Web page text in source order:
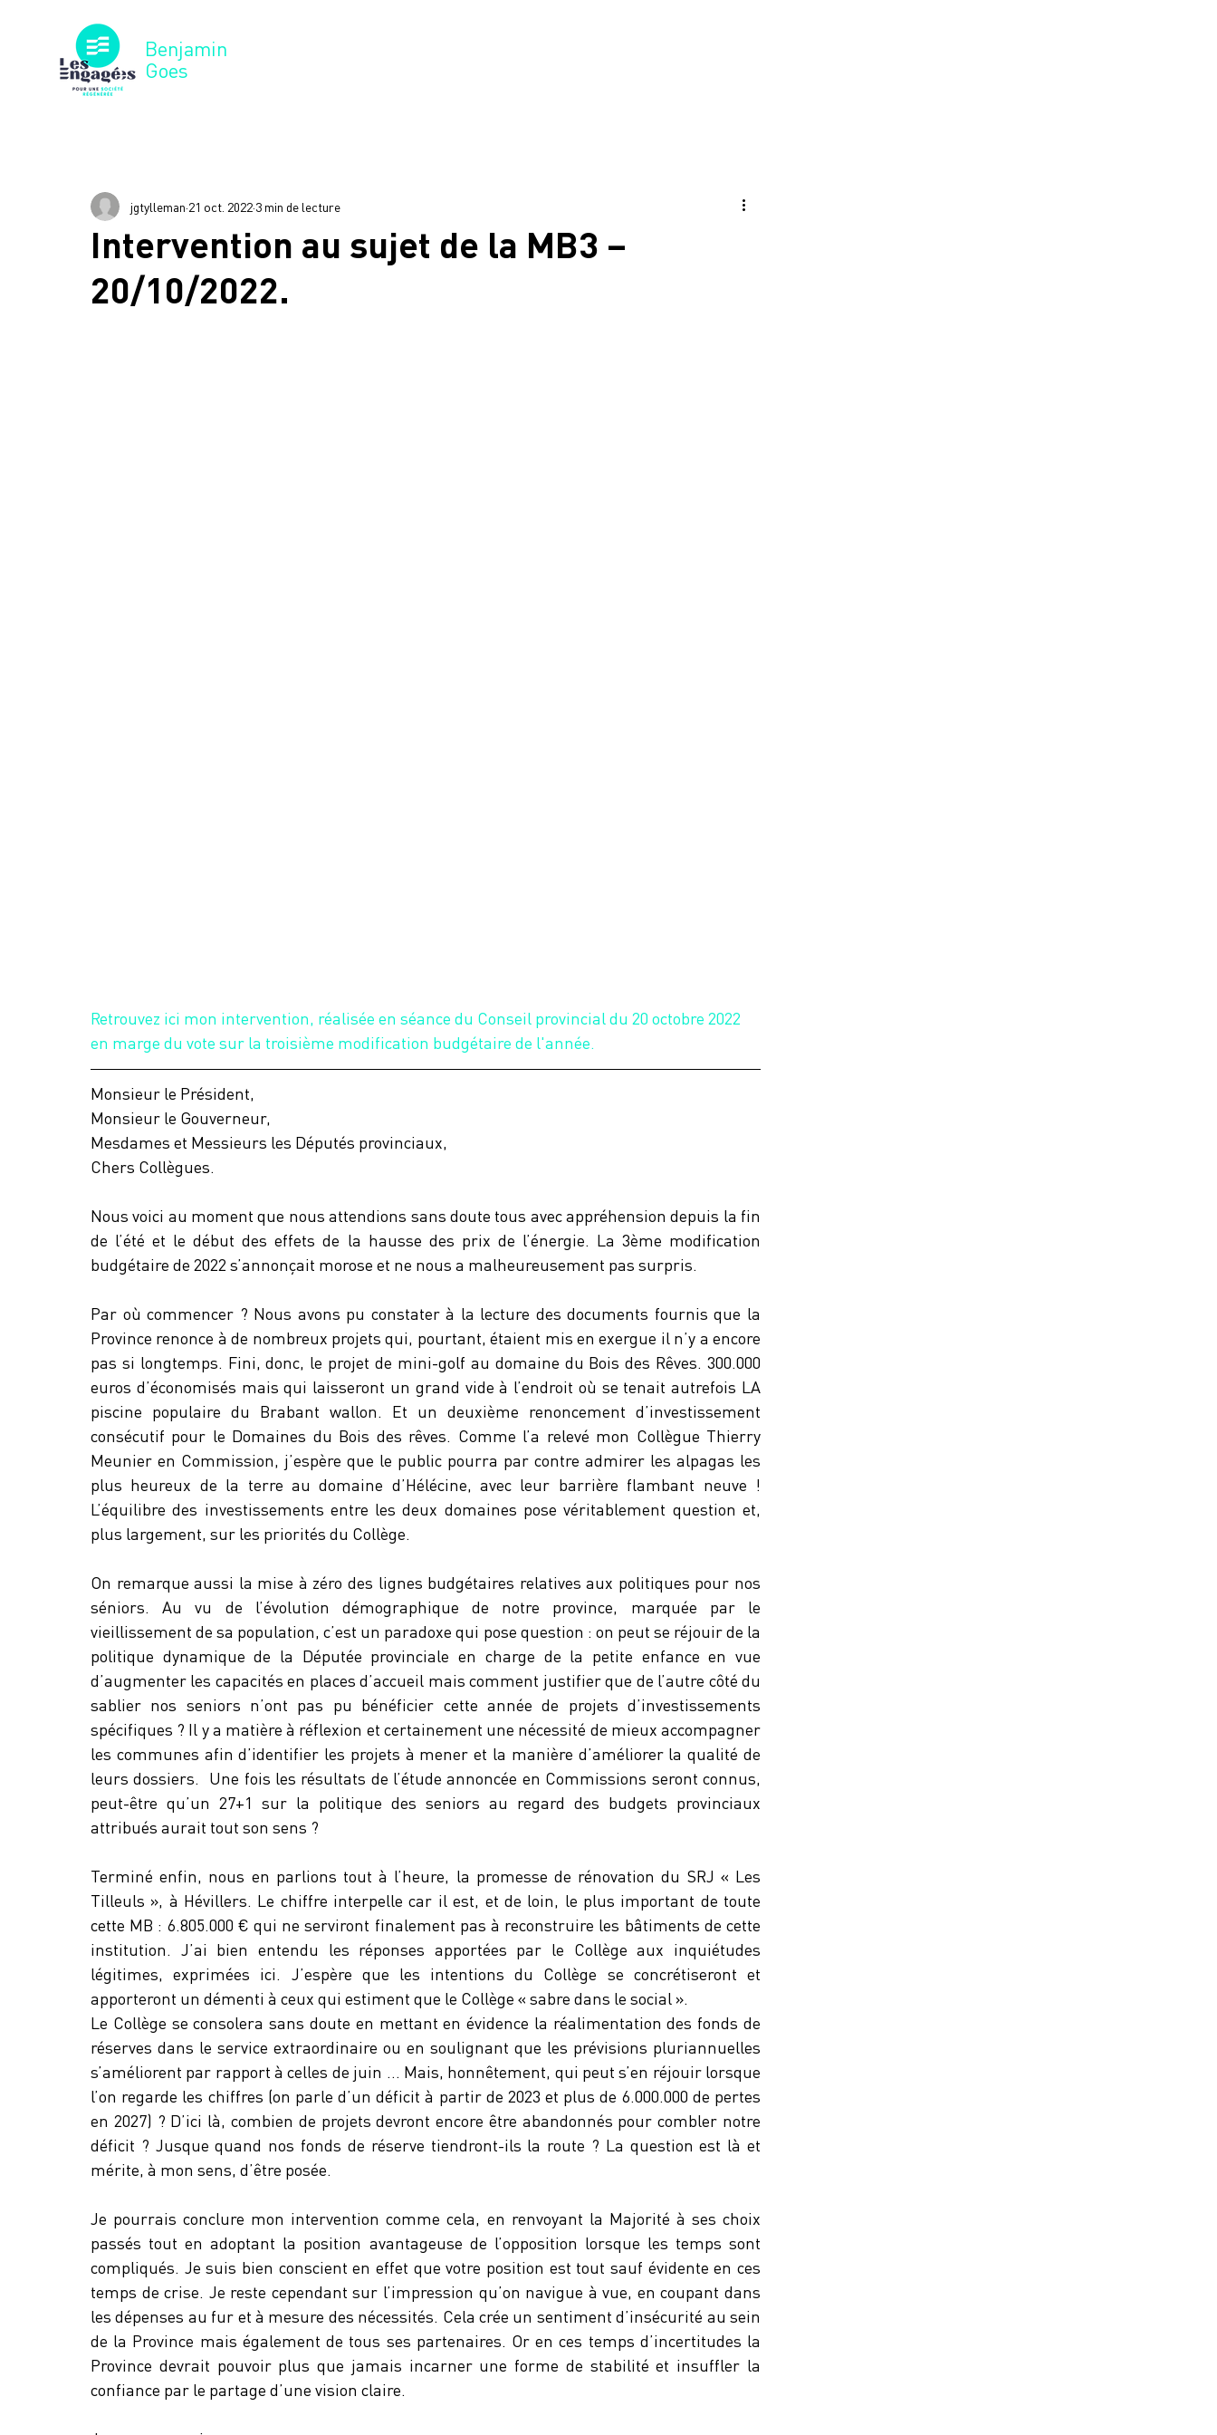
Benjamin
Goes
Intervention au sujet de la MB3 –
20/10/2022.
jgtylleman 21 oct. 2022 3 min de lecture
Retrouvez ici mon intervention, réalisée en séance du Conseil provincial du 20 octobre 2022
en marge du vote sur la troisième modification budgétaire de l'année.
Monsieur le Président,
Monsieur le Gouverneur,
Mesdames et Messieurs les Députés provinciaux,
Chers Collègues.
Nous voici au moment que nous attendions sans doute tous avec appréhension depuis la fin
de l’été et le début des effets de la hausse des prix de l’énergie. La 3ème modification
budgétaire de 2022 s’annonçait morose et ne nous a malheureusement pas surpris.
Par où commencer ? Nous avons pu constater à la lecture des documents fournis que la
Province renonce à de nombreux projets qui, pourtant, étaient mis en exergue il n’y a encore
pas si longtemps. Fini, donc, le projet de mini-golf au domaine du Bois des Rêves. 300.000
euros d’économisés mais qui laisseront un grand vide à l’endroit où se tenait autrefois LA
piscine populaire du Brabant wallon. Et un deuxième renoncement d’investissement
consécutif pour le Domaines du Bois des rêves. Comme l’a relevé mon Collègue Thierry
Meunier en Commission, j’espère que le public pourra par contre admirer les alpagas les
plus heureux de la terre au domaine d’Hélécine, avec leur barrière flambant neuve !
L’équilibre des investissements entre les deux domaines pose véritablement question et,
plus largement, sur les priorités du Collège.
On remarque aussi la mise à zéro des lignes budgétaires relatives aux politiques pour nos
séniors. Au vu de l’évolution démographique de notre province, marquée par le
vieillissement de sa population, c’est un paradoxe qui pose question : on peut se réjouir de la
politique dynamique de la Députée provinciale en charge de la petite enfance en vue
d’augmenter les capacités en places d’accueil mais comment justifier que de l’autre côté du
sablier nos seniors n’ont pas pu bénéficier cette année de projets d’investissements
spécifiques ? Il y a matière à réflexion et certainement une nécessité de mieux accompagner
les communes afin d’identifier les projets à mener et la manière d’améliorer la qualité de
leurs dossiers.  Une fois les résultats de l’étude annoncée en Commissions seront connus,
peut-être qu’un 27+1 sur la politique des seniors au regard des budgets provinciaux
attribués aurait tout son sens ?
Terminé enfin, nous en parlions tout à l’heure, la promesse de rénovation du SRJ « Les
Tilleuls », à Hévillers. Le chiffre interpelle car il est, et de loin, le plus important de toute
cette MB : 6.805.000 € qui ne serviront finalement pas à reconstruire les bâtiments de cette
institution. J’ai bien entendu les réponses apportées par le Collège aux inquiétudes
légitimes, exprimées ici. J’espère que les intentions du Collège se concrétiseront et
apporteront un démenti à ceux qui estiment que le Collège « sabre dans le social ».
Le Collège se consolera sans doute en mettant en évidence la réalimentation des fonds de
réserves dans le service extraordinaire ou en soulignant que les prévisions pluriannuelles
s’améliorent par rapport à celles de juin … Mais, honnêtement, qui peut s’en réjouir lorsque
l’on regarde les chiffres (on parle d’un déficit à partir de 2023 et plus de 6.000.000 de pertes
en 2027) ? D’ici là, combien de projets devront encore être abandonnés pour combler notre
déficit ? Jusque quand nos fonds de réserve tiendront-ils la route ? La question est là et
mérite, à mon sens, d’être posée.
Je pourrais conclure mon intervention comme cela, en renvoyant la Majorité à ses choix
passés tout en adoptant la position avantageuse de l’opposition lorsque les temps sont
compliqués. Je suis bien conscient en effet que votre position est tout sauf évidente en ces
temps de crise. Je reste cependant sur l’impression qu’on navigue à vue, en coupant dans
les dépenses au fur et à mesure des nécessités. Cela crée un sentiment d’insécurité au sein
de la Province mais également de tous ses partenaires. Or en ces temps d’incertitudes la
Province devrait pouvoir plus que jamais incarner une forme de stabilité et insuffler la
confiance par le partage d’une vision claire.